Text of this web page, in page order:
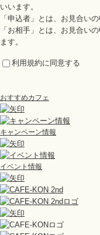
いいます。
「申込者」とは、お見合い
「お相手」とは、お見合い
ます。
第2条（会員）
本規約で会員とは、会員登
登録後は、退会手続きまた
第3条（会員資格及び本サー
20歳以上（カフェコン・セ
独身であること。
氏名、生年月日、メールア
本規約に同意していること。
以下のいづれにも該当しない
（1）お見合いする意思がな
（2）暴力団関係者
（3）性犯罪及びネット犯
（4）その他、利用者とし
利用規約に同意する
おすすめカフェ
キャンペーン情報
イベント情報